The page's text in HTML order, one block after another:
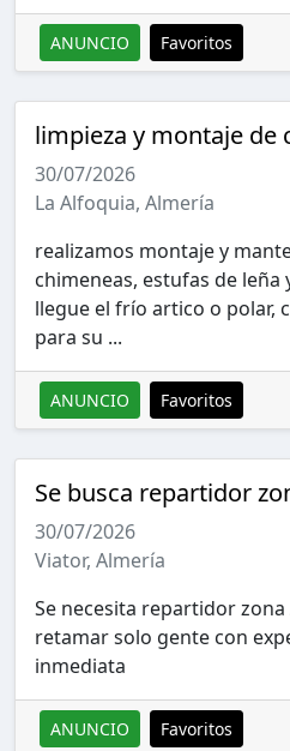
ANUNCIO Favoritos
limpieza y montaje de
30/07/2026
La Alfoquia, Almería
realizamos montaje y
chimeneas, estufas de leña
llegue el frío artico o polar,
para su ...
ANUNCIO Favoritos
Se busca repartidor
30/07/2026
Viator, Almería
Se necesita repartidor
retamar solo gente con
inmediata
ANUNCIO Favoritos